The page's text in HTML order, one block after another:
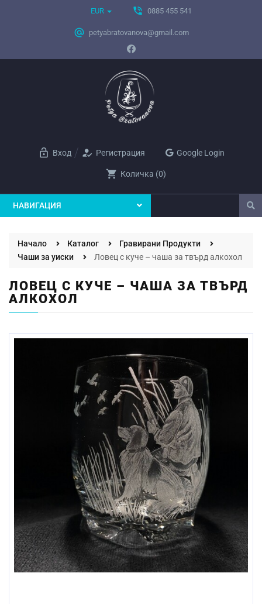
EUR phone_in_talk 0885 455 541
alternate_email petyabratovanova@gmail.com
lock_open Вход how_to_reg Регистрация Google Login
shopping_cart Количка (0)
НАВИГАЦИЯ
Начало Каталог
Гравирани Продукти
Чаши за уиски
Ловец с куче – чаша за твърд алкохол
ЛОВЕЦ С КУЧЕ – ЧАША ЗА ТВЪРД
АЛКОХОЛ